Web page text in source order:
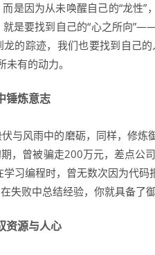
是因为从未唤醒自己的“龙性
是要找到自己的“心之所向
的踪迹，我们也要找到自己
有的动力。
锤炼意志
与风雨中的磨砺，同样，修
，曾被骗走200万元，差点公
习编程时，曾无数次因为代
失败中总结经验，你就具备了
源与人心